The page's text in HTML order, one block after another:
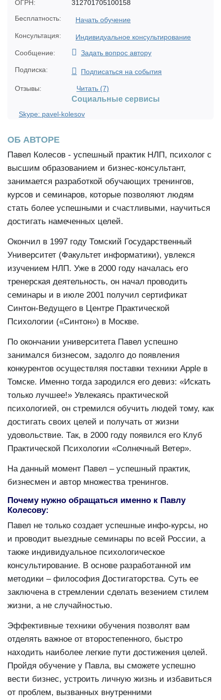
ОГРН:
312701705100158
Бесплатность:
Начать обучение
Консультация:
Индивидуальное консультирование
Сообщение:
Задать вопрос автору
Подписка: Подписаться на события
Отзывы: Читать (7)
Социальные сервисы
Skype: pavel-kolesov
ОБ АВТОРЕ
Павел Колесов - успешный практик НЛП, психолог с
высшим образованием и бизнес-консультант,
занимается разработкой обучающих тренингов,
курсов и семинаров, которые позволяют людям
стать более успешными и счастливыми, научиться
достигать намеченных целей.
Окончил в 1997 году Томский Государственный
Университет (Факультет информатики), увлекся
изучением НЛП. Уже в 2000 году началась его
тренерская деятельность, он начал проводить
семинары и в июле 2001 получил сертификат
Синтон-Ведущего в Центре Практической
Психологии («Синтон») в Москве.
По окончании университета Павел успешно
занимался бизнесом, задолго до появления
конкурентов осуществляя поставки техники Apple в
Томске. Именно тогда зародился его девиз: «Искать
только лучшее!» Увлекаясь практической
психологией, он стремился обучить людей тому, как
достигать своих целей и получать от жизни
удовольствие. Так, в 2000 году появился его Клуб
Практической Психологии «Солнечный Ветер».
На данный момент Павел – успешный практик,
бизнесмен и автор множества тренингов.
Почему нужно обращаться именно к Павлу
Колесову:
Павел не только создает успешные инфо-курсы, но
и проводит выездные семинары по всей России, а
также индивидуальное психологическое
консультирование. В основе разработанной им
методики – философия Достигаторства. Суть ее
заключена в стремлении сделать везением стилем
жизни, а не случайностью.
Эффективные техники обучения позволят вам
отделять важное от второстепенного, быстро
находить наиболее легкие пути достижения целей.
Пройдя обучение у Павла, вы сможете успешно
вести бизнес, устроить личную жизнь и избавиться
от проблем, вызванных внутренними